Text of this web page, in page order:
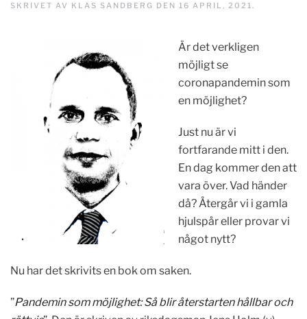
SKRIVET AV KLAS SANDBERG DEN 16 APRIL, 2021.
Är det verkligen
möjligt se
coronapandemin som
en möjlighet?
Just nu är vi
fortfarande mitt i den.
En dag kommer den att
vara över. Vad händer
då? Återgår vi i gamla
hjulspår eller provar vi
något nytt?
Nu har det skrivits en bok om saken.
”Pandemin som möjlighet: Så blir återstarten hållbar och